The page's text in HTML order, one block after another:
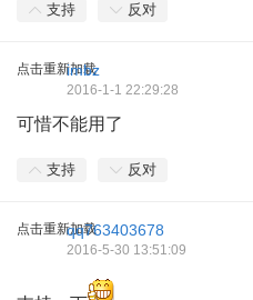
支持 反对
点击重新加载
imbz
2016-1-1 22:29:28
可惜不能用了
支持 反对
点击重新加载qq763403678
2016-5-30 13:51:09